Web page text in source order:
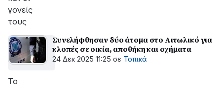
γονείς
τους
Συνελήφθησαν δύο άτομα στο Αιτωλικό για
κλοπές σε οικία, αποθήκη και οχήματα
24 Δεκ 2025 11:25 σε Τοπικά
Το